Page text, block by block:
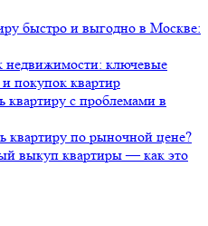
быстро и выгодно в Москве:
недвижимости: ключевые
покупок квартир
квартиру с проблемами в
квартиру по рыночной цене?
выкуп квартиры — как это